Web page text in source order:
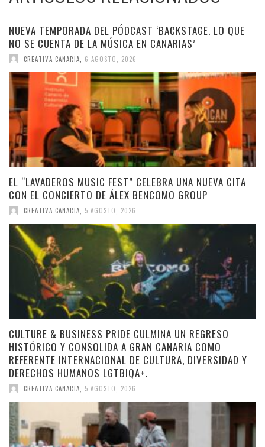
NUEVA TEMPORADA DEL PÓDCAST ‘BACKSTAGE. LO QUE
NO SE CUENTA DE LA MÚSICA EN CANARIAS’
CREATIVA CANARIA 6 AGOSTO, 2026
EL “LAVADEROS MUSIC FEST” CELEBRA UNA NUEVA CITA
CON EL CONCIERTO DE ÁLEX BENCOMO GROUP
CREATIVA CANARIA, 5 AGOSTO, 2026
CULTURE & BUSINESS PRIDE CULMINA UN REGRESO
HISTÓRICO Y CONSOLIDA A GRAN CANARIA COMO
REFERENTE INTERNACIONAL DE CULTURA, DIVERSIDAD Y
DERECHOS HUMANOS LGTBIQA+.
CREATIVA CANARIA 5 AGOSTO, 2026